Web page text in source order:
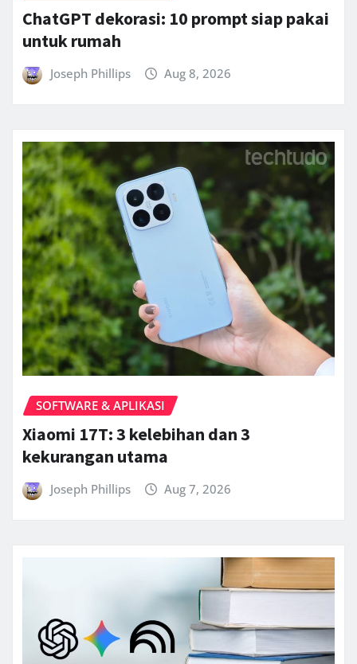
ChatGPT dekorasi: 10 prompt siap pakai
untuk rumah
Joseph Phillips Aug 8, 2026
SOFTWARE & APLIKASI
Xiaomi 17T: 3 kelebihan dan 3
kekurangan utama
Joseph Phillips Aug 7, 2026